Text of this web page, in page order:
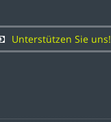
Unterstützen Sie uns!